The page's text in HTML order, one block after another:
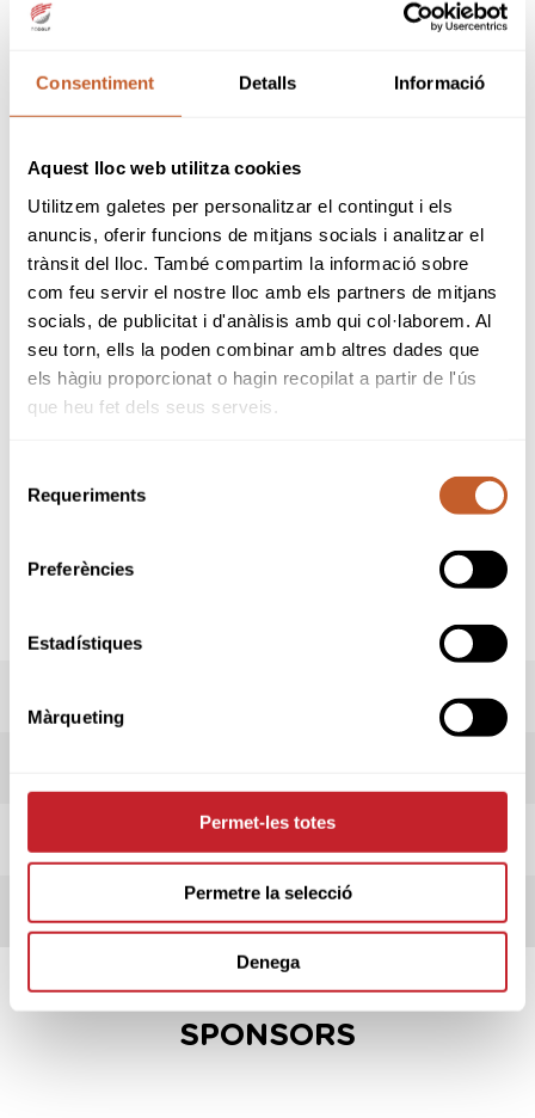
Consentiment Detalls Informació
Aquest lloc web utilitza cookies
Utilitzem galetes per personalitzar el contingut i els
anuncis, oferir funcions de mitjans socials i analitzar el
trànsit del lloc. També compartim la informació sobre
com feu servir el nostre lloc amb els partners de mitjans
socials, de publicitat i d'anàlisis amb qui col·laborem. Al
seu torn, ells la poden combinar amb altres dades que
els hàgiu proporcionat o hagin recopilat a partir de l'ús
que heu fet dels seus serveis.
Requeriments
Preferències
Estadístiques
Màrqueting
Permet-les totes
Permetre la selecció
Denega
PARELLES ADMESES
PROFESSIONAL + PROFESIONAL
PROFESSIONAL + AMATEUR
PARELLES NO ADMESES
AMATEUR + AMATEUR
Prova per a jugadors Professionals amb
El amateurs podràn participar si el seu
SPONSORS